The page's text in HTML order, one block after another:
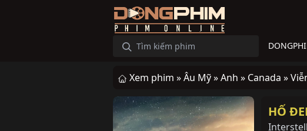
Xem phim »Âu Mỹ »Anh » Canada »
HỐ